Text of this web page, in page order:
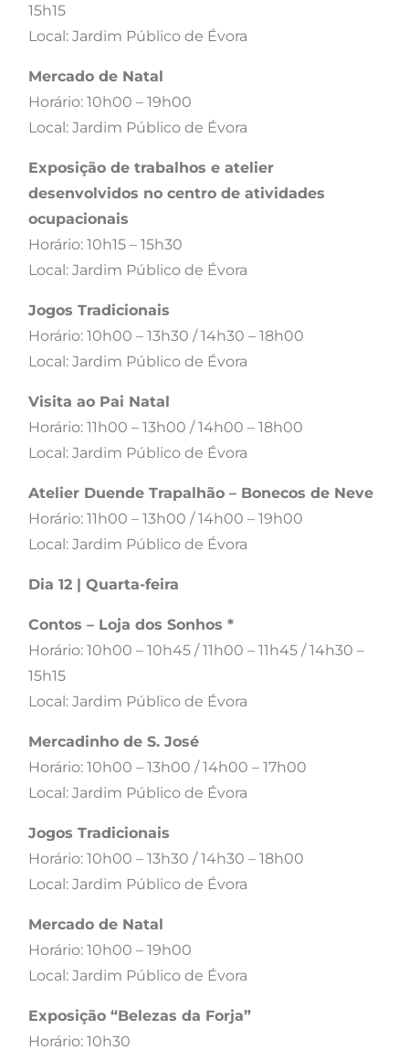
15h15
Local: Jardim Público de Évora
Mercado de Natal
Horário: 10h00 – 19h00
Local: Jardim Público de Évora
Exposição de trabalhos e atelier
desenvolvidos no centro de atividades
ocupacionais
Horário: 10h15 – 15h30
Local: Jardim Público de Évora
Jogos Tradicionais
Horário: 10h00 – 13h30 / 14h30 – 18h00
Local: Jardim Público de Évora
Visita ao Pai Natal
Horário: 11h00 – 13h00 / 14h00 – 18h00
Local: Jardim Público de Évora
Atelier Duende Trapalhão – Bonecos de Neve
Horário: 11h00 – 13h00 / 14h00 – 19h00
Local: Jardim Público de Évora
Dia 12 | Quarta-feira
Contos – Loja dos Sonhos *
Horário: 10h00 – 10h45 / 11h00 – 11h45 / 14h30 –
15h15
Local: Jardim Público de Évora
Mercadinho de S. José
Horário: 10h00 – 13h00 / 14h00 – 17h00
Local: Jardim Público de Évora
Jogos Tradicionais
Horário: 10h00 – 13h30 / 14h30 – 18h00
Local: Jardim Público de Évora
Mercado de Natal
Horário: 10h00 – 19h00
Local: Jardim Público de Évora
Exposição “Belezas da Forja”
Horário: 10h30